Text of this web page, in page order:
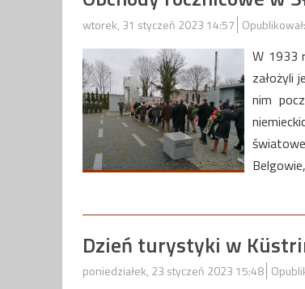
wtorek, 31 styczeń 2023 14:57
W 1933
założyli
nim
Dzień turystyki w
poniedziałek, 23 styczeń 2023 15:48